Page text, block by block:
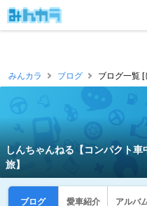
みんカラ ブログ ブログ一覧
しんちゃんねる【コンパクト車
旅】
ブログ 愛車紹介 アルバ